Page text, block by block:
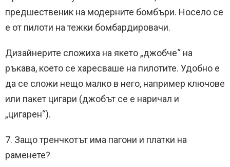
предшественик на модерните бомбъри. Носело се
е от пилоти на тежки бомбардировачи.
Дизайнерите сложиха на якето „джобче“ на
ръкава, което се харесваше на пилотите. Удобно е
да се сложи нещо малко в него, например ключове
или пакет цигари (джобът се е наричал и
„цигарен“).
7. Защо тренчкотът има пагони и платки на
раменете?